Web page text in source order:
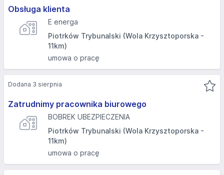
Obsługa klienta
E energa
Piotrków Trybunalski (Wola Krzysztoporska -
11km)
umowa o pracę
Zatrudnimy pracownika biurowego
BOBREK UBEZPIECZENIA
Piotrków Trybunalski (Wola Krzysztoporska -
11km)
umowa o pracę
Dodana 3 sierpnia